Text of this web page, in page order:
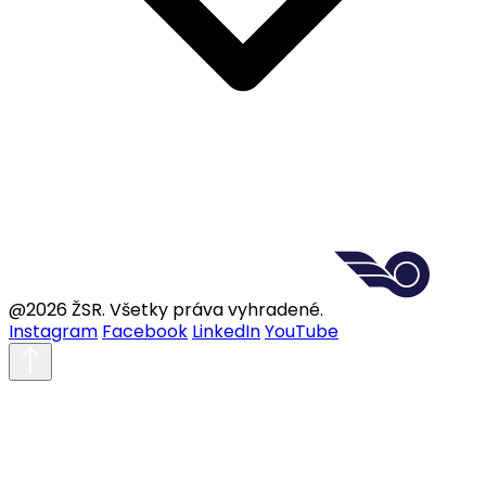
@2026 ŽSR. Všetky práva vyhradené.
Instagram Facebook LinkedInYouTube